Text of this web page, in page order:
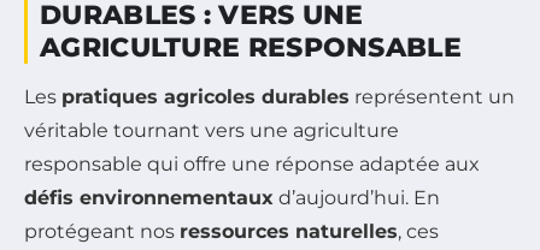
DURABLES : VERS UNE
AGRICULTURE RESPONSABLE
Les pratiques agricoles durables représentent un
véritable tournant vers une agriculture
responsable qui offre une réponse adaptée aux
défis environnementaux d’aujourd’hui. En
protégeant nos ressources naturelles, ces